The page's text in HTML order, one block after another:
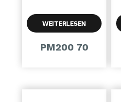
WEITERLESEN
PM200 70